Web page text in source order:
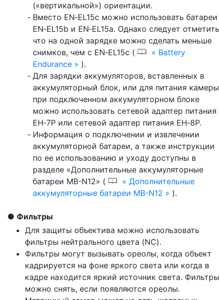
(«вертикальной») ориентации.
Вместо EN‑EL15c можно использовать батареи
EN‑EL15b и EN‑EL15a. Однако следует
что на одной зарядке можно сделать меньше
снимков, чем с EN‑EL15c ( 0
Battery
Endurance
).
Для зарядки аккумуляторов, вставленных в
аккумуляторный блок, или для питания камеры
при подключенном аккумуляторном блоке
можно использовать сетевой адаптер питания
EH‑7P или сетевой адаптер питания EH‑8P.
Информация о подключении и извлечении
аккумуляторной батареи, а также инструкции
по ее использованию и уходу доступны в
разделе «Дополнительные аккумуляторные
батареи MB-N12» ( 0
Дополнительные
аккумуляторные батареи MB-N12
).
Фильтры
Для защиты объектива можно использовать
фильтры нейтрального цвета (NC).
Фильтры могут вызывать ореолы, когда объект
кадрируется на фоне яркого света или когда в
кадре находится яркий источник света. Фильтры
можно снять, если появляются ореолы.